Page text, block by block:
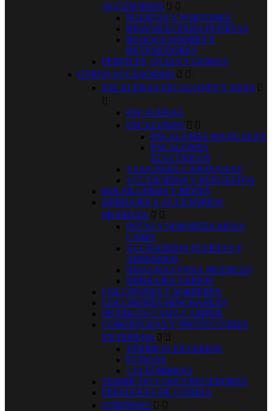
ACCESORIOS  
PUERTAS Y PORTONES
BISAGRAS PARA PUERTAS
BLOQUEADORES Y
RETENEDORES
PERFILES, GUIAS Y GOMAS
OTROS ACCESORIOS  
ESCALERAS ESCALONES Y ASAS 

ESCALERAS
ESCALONES  
ESCALONES MANUALES
ESCALONES
ELECTRICOS
ASAS PARA CARAVANAS
ACCESORIOS Y REPUESTOS
BOLSILLEROS Y REDES
HERRAJES Y ACCESORIOS
MUEBLES  
PATAS Y SOPORTES MESA
CAMA
ACCESORIOS PUERTAS Y
ARMARIOS
BISAGRAS PARA MUEBLES
HERRAJES VARIOS
COLCHONES Y SOMIERES
COLCHONES HINCHABLES
MUEBLES CAMA CAMPER
COBERTURAS Y PROTECTORES
EXTERNOS  
TERMICO EXTERIOR
FUNDAS
+ALFOMBRAS
TERMICOS Y OSCURECEDORES
PERSIANAS DE CABINA
CORTINAS  